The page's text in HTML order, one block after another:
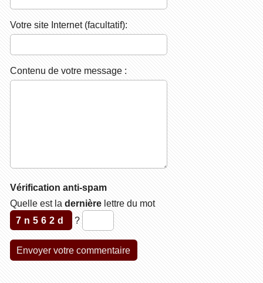
Votre site Internet (facultatif):
Contenu de votre message :
Vérification anti-spam
Quelle est la dernièrelettre du mot
7n562d
?